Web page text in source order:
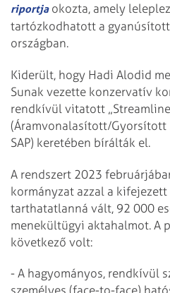
riportjaokozta, amely
tartózkodhatott a
országban.
Kiderült, hogy Hadi Alodid
Sunak vezette konzervatív
rendkívül vitatott
(Áramvonalasított/Gyorsított
SAP) keretében bírálták el.
A rendszert 2023
kormányzat azzal a
tarthatatlanná vált, 92 000
menekültügyi aktahalmot. A
következő volt:
- A hagyományos, rendkívül